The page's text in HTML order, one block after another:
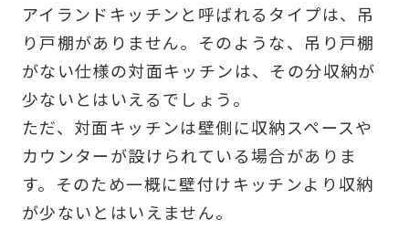
アイランドキッチンと呼ばれるタイプは、吊
り戸棚がありません。そのような、吊り戸棚
がない仕様の対面キッチンは、その分収納が
少ないとはいえるでしょう。
ただ、対面キッチンは壁側に収納スペースや
カウンターが設けられている場合がありま
す。そのため一概に壁付けキッチンより収納
が少ないとはいえません。